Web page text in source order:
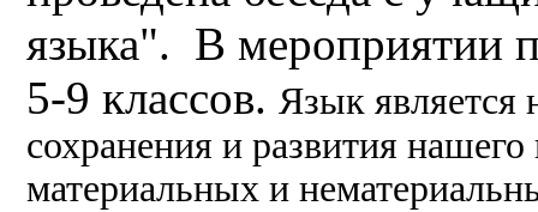
языка". В мероприятии
5-9 классов. Язык
сохранения и развития нашего
материальных и